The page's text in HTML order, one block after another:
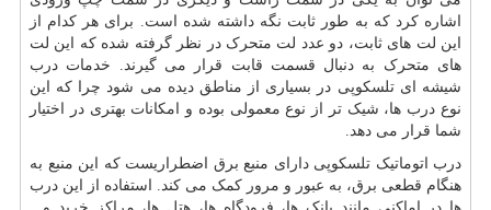
اشاره کرد که به طور ثابت نگه داشته شده است. برای هر کدام از
این لت های ثابت، دو عدد لت متحرک در نظر گرفته شده که این لت
های متحرک به دنبال قسمت قابت قرار می گیرند. خدمات درب
شیشه ای تلسکوپی در بسیاری از مناطق دیده می شود چرا که این
نوع درب ها، شیک تر از نوع معمولی بوده و امکانات بهتری در اختیار
شما قرار می دهد.
درب اتوماتیک تلسکوپی دارای منبع برق اضطراریست که این منبع به
هنگام قطعی برق، به عبور و مرور کمک می کند. استفاده از این درب